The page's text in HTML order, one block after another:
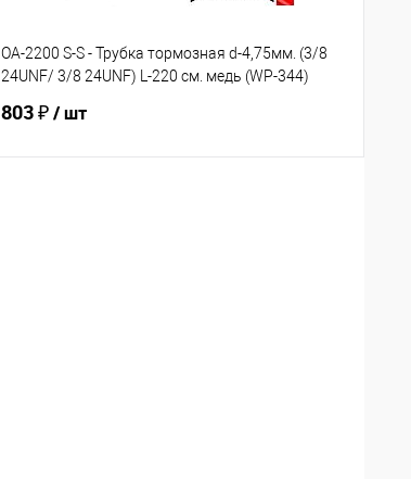
OA-2200 S-S - Трубка тормозная d-4,75мм. (3/8
24UNF/ 3/8 24UNF) L-220 см. медь (WP-344)
803 ₽/ шт